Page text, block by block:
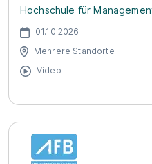
Hochschule für
01.10.2026
Mehrere Standorte
Video